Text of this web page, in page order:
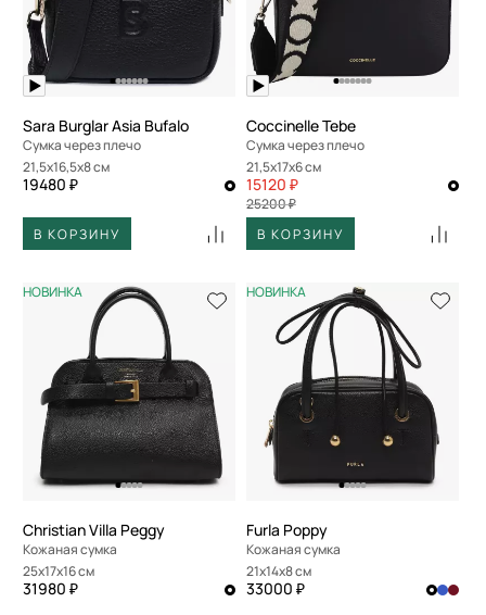
По размеру скидки
По скорости доставки
Sara Burglar Asia Bufalo
Сумка через плечо
21,5x16,5x8 см
19480 ₽
В КОРЗИНУ
Coccinelle Tebe
Сумка через плечо
21,5x17x6 см
15120 ₽
25200 ₽
В КОРЗИНУ
НОВИНКА
Christian Villa Peggy
Кожаная сумка
25x17x16 см
31980 ₽
НОВИНКА
Furla Poppy
Кожаная сумка
21x14x8 см
33000 ₽